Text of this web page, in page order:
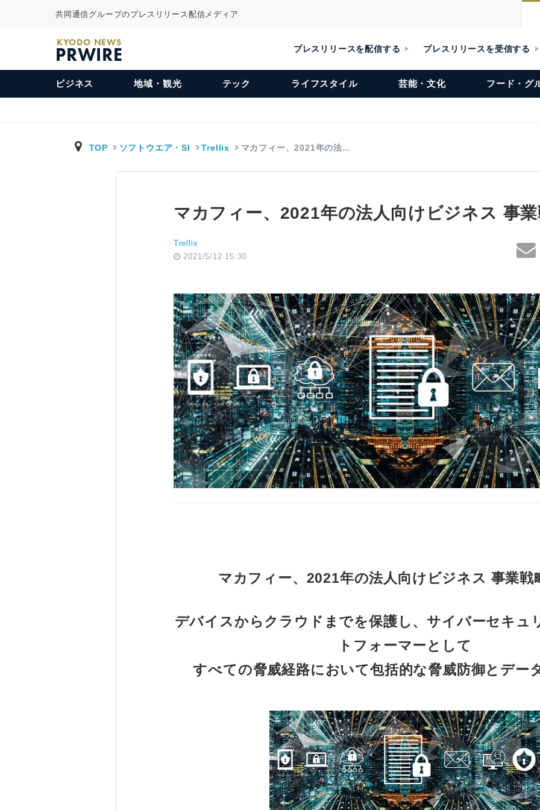
共同通信グループのプレスリリース配信メディア
KYODO NEWS
PRWIRE プレスリリースを配信する プレスリリースを受信する
ビジネス 地域・観光 テック ライフスタイル 芸能・文化 フード・グ
TOP ソフトウエア・SI Trellix マカフィー、2021年の法…
マカフィー、2021年の法人向けビジネス 事
Trellix
2021/5/12 15:30
マカフィー、2021年の法人向けビジネス 事業戦
デバイスからクラウドまでを保護し、サイバーセキュ
トフォーマーとして
すべての脅威経路において包括的な脅威防御とデー